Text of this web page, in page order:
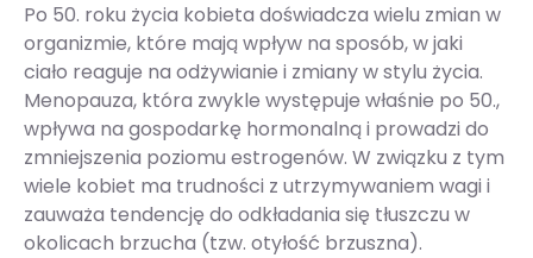
Po 50. roku życia kobieta doświadcza wielu zmian w
organizmie, które mają wpływ na sposób, w jaki
ciało reaguje na odżywianie i zmiany w stylu życia.
Menopauza, która zwykle występuje właśnie po 50.,
wpływa na gospodarkę hormonalną i prowadzi do
zmniejszenia poziomu estrogenów. W związku z tym
wiele kobiet ma trudności z utrzymywaniem wagi i
zauważa tendencję do odkładania się tłuszczu w
okolicach brzucha (tzw. otyłość brzuszna).